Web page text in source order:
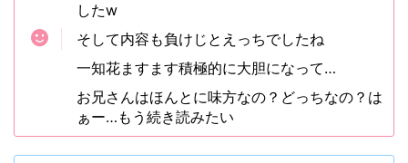
したw
そして内容も負けじとえっちでしたね
一知花ますます積極的に大胆になって…
お兄さんはほんとに味方なの？どっちなの？は
ぁー…もう続き読みたい